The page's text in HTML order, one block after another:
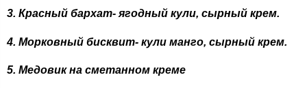
3. Красный бархат- ягодный кули, сырный крем.
4. Морковный бисквит- кули манго, сырный крем.
5. Медовик на сметанном креме